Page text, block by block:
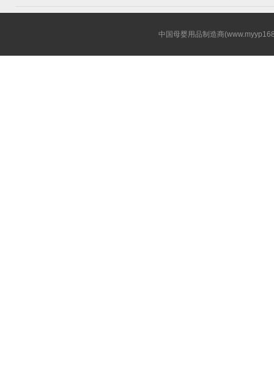
中国母婴用品制造商